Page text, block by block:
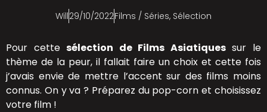
Will29/10/2022Films / Séries, Sélection
Pour cettesélection de Films Asiatiquessur le
thème de la peur, il fallait faire un choix et cette fois
j’avais envie de mettre l’accent sur des films moins
connus. On y va ? Préparez du pop-corn et choisissez
votre film !